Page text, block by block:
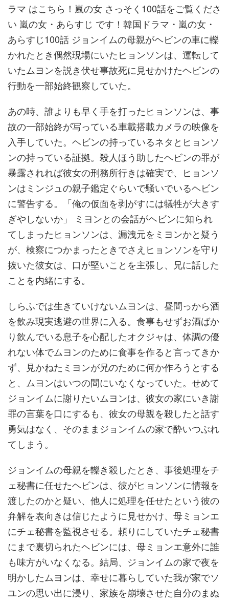
ラマ はこちら！嵐の女 さっそく100話をご覧くださ
い 嵐の女・あらすじ です！韓国ドラマ・嵐の女・
あらすじ100話 ジョンイムの母親がヘビンの車に轢
かれたとき偶然現場にいたヒョンソンは、運転して
いたムヨンを説き伏せ事故死に見せかけたヘビンの
行動を一部始終観察していた。
あの時、誰よりも早く手を打ったヒョンソンは、事
故の一部始終が写っている車載搭載カメラの映像を
入手していた。ヘビンの持っているネタとヒョンソ
ンの持っている証拠。殺人ほう助したヘビンの罪が
暴露されれば彼女の刑務所行きは確実で、ヒョンソ
ンはミンジュの親子鑑定ぐらいで騒いでいるヘビン
に警告する。「俺の仮面を剥がすには犠牲が大きす
ぎやしないか」 ミヨンとの会話がヘビンに知られ
てしまったヒョンソンは、漏洩元をミヨンかと疑う
が、検察につかまったときでさえヒョンソンを守り
抜いた彼女は、口が堅いことを主張し、兄に話した
ことを内緒にする。
しらふでは生きていけないムヨンは、昼間っから酒
を飲み現実逃避の世界に入る。食事もせずお酒ばか
り飲んでいる息子を心配したオクジャは、体調の優
れない体でムヨンのために食事を作ると言ってきか
ず、見かねたミヨンが兄のために何か作ろうとする
と、ムヨンはいつの間にいなくなっていた。せめて
ジョンイムに謝りたいムヨンは、彼女の家にいき謝
罪の言葉を口にするも、彼女の母親を殺したと話す
勇気はなく、そのままジョンイムの家で酔いつぶれ
てしまう。
ジョンイムの母親を轢き殺したとき、事後処理をチ
ェ秘書に任せたヘビンは、彼がヒョンソンに情報を
渡したのかと疑い、他人に処理を任せたという彼の
弁解を表向きは信じたように見せかけ、母ミョンエ
にチェ秘書を監視させる。頼りにしていたチェ秘書
にまで裏切られたヘビンには、母ミョンエ意外に誰
も味方がいなくなる。結局、ジョンイムの家で夜を
明かしたムヨンは、幸せに暮らしていた我が家でソ
ユンの思い出に浸り、家族を崩壊させた自分のまぬ